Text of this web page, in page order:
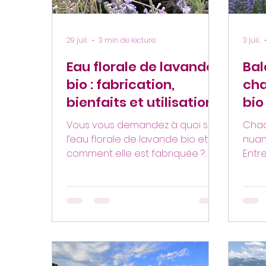
Eau florale de lavande
bio : fabrication,
bienfaits et utilisations
au quotidien
Vous vous demandez à quoi sert
l’eau florale de lavande bio et
comment elle est fabriquée ?
obtenu lors de la distillation de la
lavande. Douce, polyvalente et
facile à utiliser au quotidien, elle
29 juil. 3 min de lecture
bio
loin
3 juil.